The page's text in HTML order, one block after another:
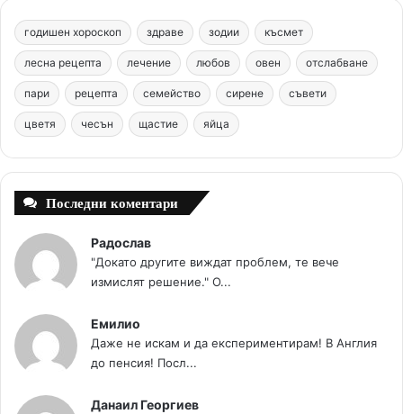
b
o
o
k
e
r
e
s
t
u
b
e
a
g
r
m
m
годишен хороскоп здраве зодии късмет
лесна рецепта лечение любов овен отслабване
пари рецепта семейство сирене съвети
цветя чесън щастие яйца
Последни коментари
Радослав
"Докато другите виждат проблем, те вече
измислят решение." О...
Емилио
Даже не искам и да експериментирам! В Англия
до пенсия! Посл...
Данаил Георгиев